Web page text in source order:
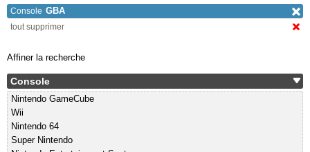
Console GBA
tout supprimer
Affiner la recherche
Console
Nintendo GameCube
Wii
Nintendo 64
Super Nintendo